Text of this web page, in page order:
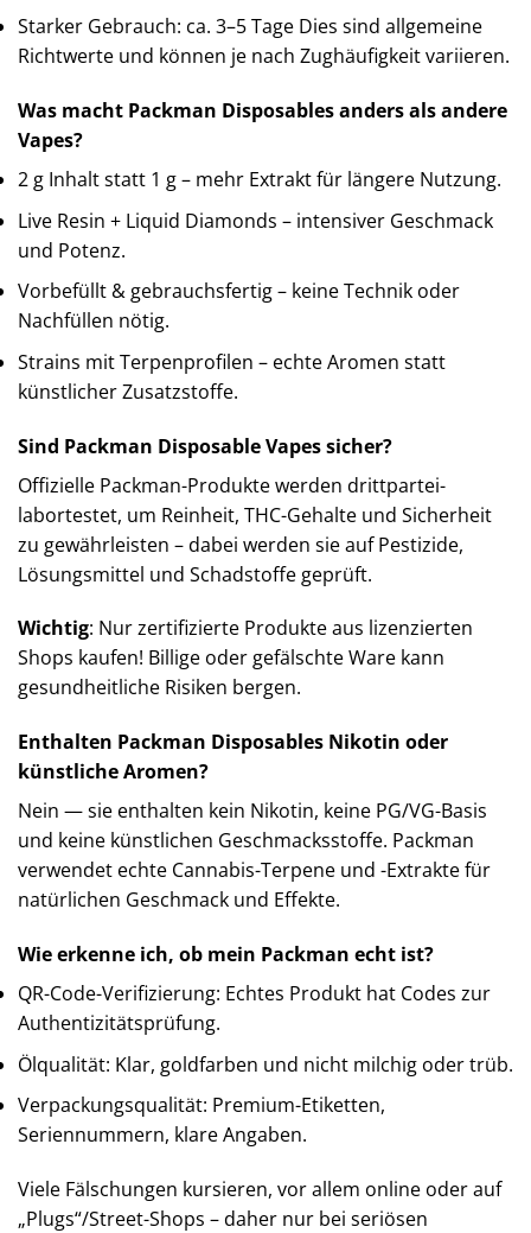
Starker Gebrauch: ca. 3–5 Tage Dies sind allgemeine
Richtwerte und können je nach Zughäufigkeit variieren.
Was macht Packman Disposables anders als andere
Vapes?
2 g Inhalt statt 1 g – mehr Extrakt für längere Nutzung.
Live Resin + Liquid Diamonds – intensiver Geschmack
und Potenz.
Vorbefüllt & gebrauchsfertig – keine Technik oder
Nachfüllen nötig.
Strains mit Terpenprofilen – echte Aromen statt
künstlicher Zusatzstoffe.
Sind Packman Disposable Vapes sicher?
Offizielle Packman-Produkte werden drittpartei-
labortestet, um Reinheit, THC-Gehalte und Sicherheit
zu gewährleisten – dabei werden sie auf Pestizide,
Lösungsmittel und Schadstoffe geprüft.
Wichtig: Nur zertifizierte Produkte aus lizenzierten
Shops kaufen! Billige oder gefälschte Ware kann
gesundheitliche Risiken bergen.
Enthalten Packman Disposables Nikotin oder
künstliche Aromen?
Nein — sie enthalten kein Nikotin, keine PG/VG-Basis
und keine künstlichen Geschmacksstoffe. Packman
verwendet echte Cannabis-Terpene und -Extrakte für
natürlichen Geschmack und Effekte.
Wie erkenne ich, ob mein Packman echt ist?
QR-Code-Verifizierung: Echtes Produkt hat Codes zur
Authentizitätsprüfung.
Ölqualität: Klar, goldfarben und nicht milchig oder trüb.
Verpackungsqualität: Premium-Etiketten,
Seriennummern, klare Angaben.
Viele Fälschungen kursieren, vor allem online oder auf
„Plugs“/Street-Shops – daher nur bei seriösen